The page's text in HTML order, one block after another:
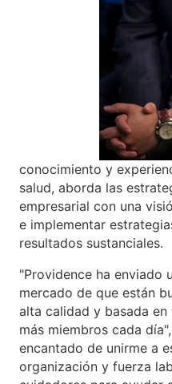
conocimiento y
salud, aborda las
empresarial con una
e implementar
resultados sustanciales.
"Providence ha enviado
mercado de que están
alta calidad y basada
más miembros cada
encantado de unirme a
organización y fuerza